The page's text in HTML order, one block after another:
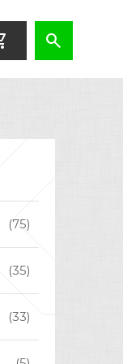
search
(75)
(35)
(33)